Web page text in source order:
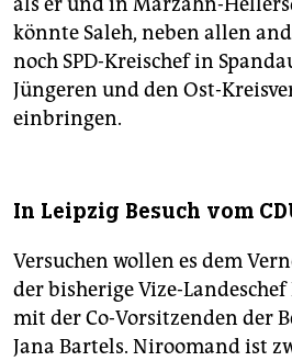
könnte Saleh, neben allen
noch SPD-Kreischef in
Jüngeren und den Ost-
einbringen.
In Leipzig Besuch vom
Versuchen wollen es dem
der bisherige Vize-
mit der Co-Vorsitzenden der
Jana Bartels. Niroomand ist